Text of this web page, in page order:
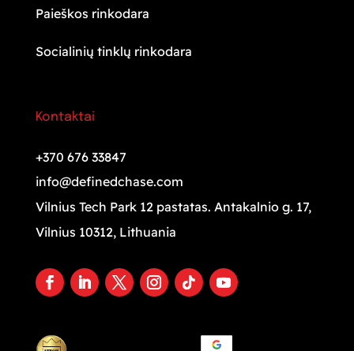
Paieškos rinkodara
Socialinių tinklų rinkodara
Kontaktai
+370 676 33847
info@definedchase.com
Vilnius Tech Park 12 pastatas. Antakalnio g. 17,
Vilnius 10312, Lithuania